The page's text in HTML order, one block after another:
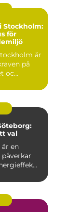
Stockholm:
för
är
på
oc...
val
en